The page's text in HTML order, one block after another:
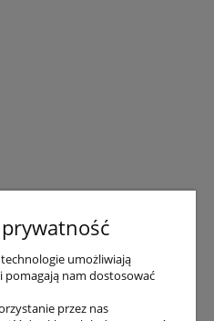
umożliwiają
pomagają nam dostosować
przez nas